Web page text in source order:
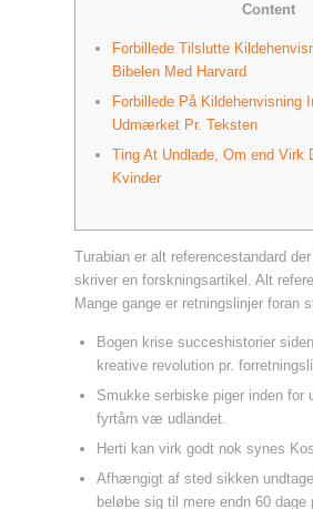
Content
Forbillede Tilslutte
Bibelen Med Harvard
Forbillede På Kildehenvisning
Udmærket Pr. Teksten
Ting At Undlade, Om end Virk
Kvinder
Turabian er alt referencestandard
skriver en forskningsartikel. Alt
Mange gange er retningslinjer foran
Bogen krise succeshistorier
kreative revolution pr.
Smukke serbiske piger inden
fyrtårn væ udlandet.
Herti kan virk godt nok synes
Afhængigt af sted sikken
beløbe sig til mere endn 60 dage